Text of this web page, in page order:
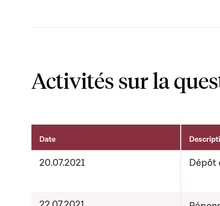
Activités sur la
Activités liées au dossier
Date
20.07.2021 Dépôt